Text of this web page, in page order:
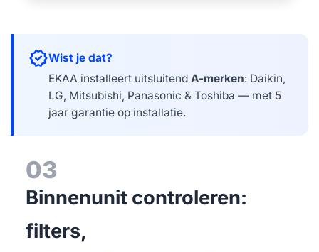
verifiedWist je dat?
EKAA installeert uitsluitendA-merken: Daikin,
LG, Mitsubishi, Panasonic & Toshiba — met 5
jaar garantie op installatie.
03
Binnenunit controleren:
filters,